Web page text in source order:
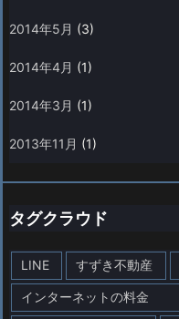
2014年5月 (3)
2014年4月 (1)
2014年3月 (1)
2013年11月 (1)
タグクラウド
LINE すずき不動産
インターネットの料金